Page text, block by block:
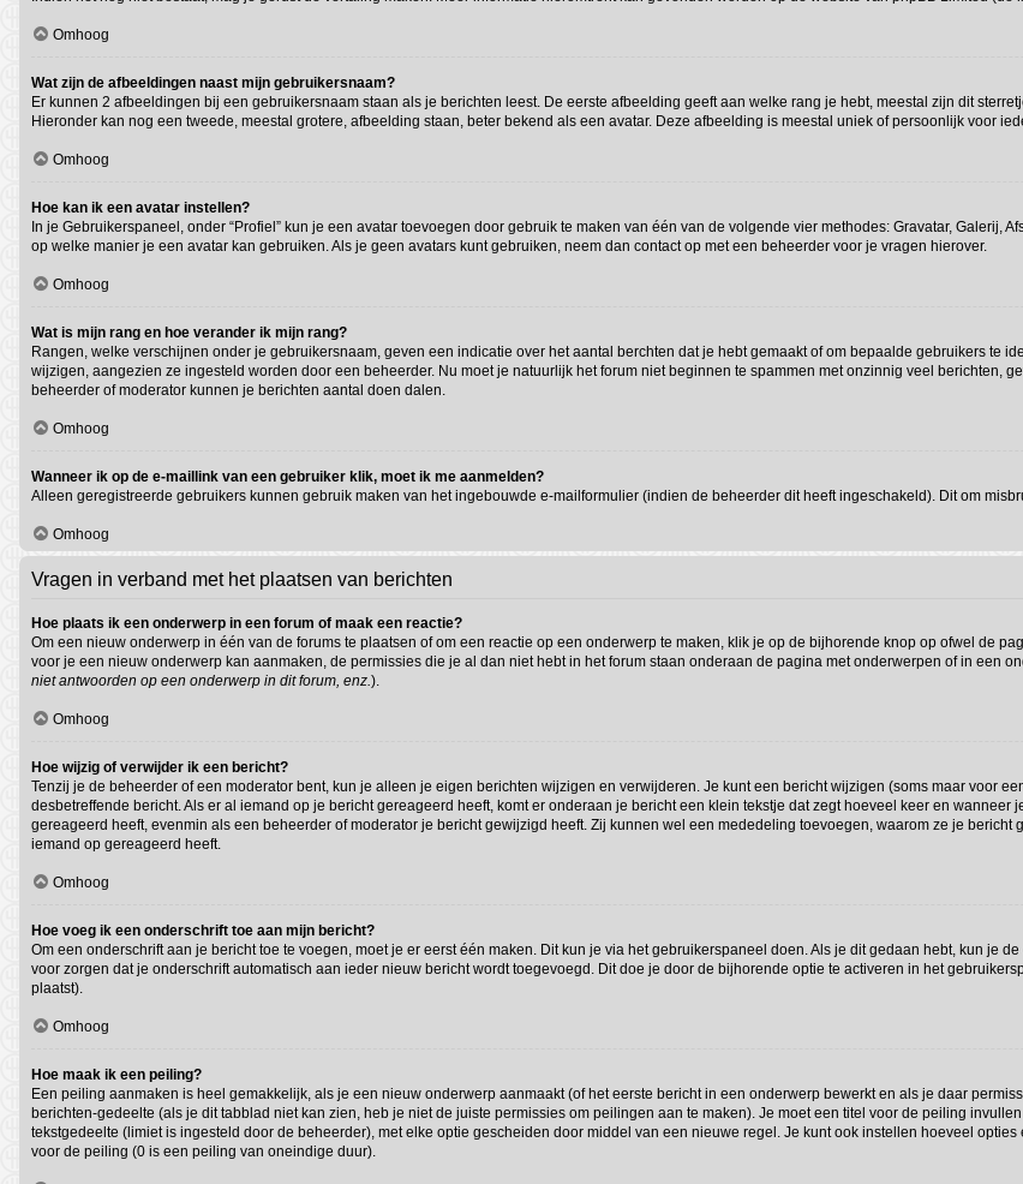
Omhoog
Wat zijn de afbeeldingen naast mijn gebruikersnaam?
Er kunnen 2 afbeeldingen bij een gebruikersnaam staan als je berichten leest. De eerste afbeelding geeft aan welke rang je hebt, meestal zijn dit
Hieronder kan nog een tweede, meestal grotere, afbeelding staan, beter bekend als een avatar. Deze afbeelding is meestal uniek of persoonlijk voor
Omhoog
Hoe kan ik een avatar instellen?
In je Gebruikerspaneel, onder “Profiel” kun je een avatar toevoegen door gebruik te maken van één van de volgende vier methodes: Gravatar, Galerij,
op welke manier je een avatar kan gebruiken. Als je geen avatars kunt gebruiken, neem dan contact op met een beheerder voor je vragen hierover.
Omhoog
Wat is mijn rang en hoe verander ik mijn rang?
Rangen, welke verschijnen onder je gebruikersnaam, geven een indicatie over het aantal berchten dat je hebt gemaakt of om bepaalde gebruikers te
wijzigen, aangezien ze ingesteld worden door een beheerder. Nu moet je natuurlijk het forum niet beginnen te spammen met onzinnig veel berichten,
beheerder of moderator kunnen je berichten aantal doen dalen.
Omhoog
Wanneer ik op de e-maillink van een gebruiker klik, moet ik me aanmelden?
Alleen geregistreerde gebruikers kunnen gebruik maken van het ingebouwde e-mailformulier (indien de beheerder dit heeft ingeschakeld). Dit om
Omhoog
Vragen in verband met het plaatsen van berichten
Hoe plaats ik een onderwerp in een forum of maak een reactie?
Om een nieuw onderwerp in één van de forums te plaatsen of om een reactie op een onderwerp te maken, klik je op de bijhorende knop op ofwel de
voor je een nieuw onderwerp kan aanmaken, de permissies die je al dan niet hebt in het forum staan onderaan de pagina met onderwerpen of in een
niet antwoorden op een onderwerp in dit forum, enz.).
Omhoog
Hoe wijzig of verwijder ik een bericht?
Tenzij je de beheerder of een moderator bent, kun je alleen je eigen berichten wijzigen en verwijderen. Je kunt een bericht wijzigen (soms maar voor
desbetreffende bericht. Als er al iemand op je bericht gereageerd heeft, komt er onderaan je bericht een klein tekstje dat zegt hoeveel keer en
gereageerd heeft, evenmin als een beheerder of moderator je bericht gewijzigd heeft. Zij kunnen wel een mededeling toevoegen, waarom ze je
iemand op gereageerd heeft.
Omhoog
Hoe voeg ik een onderschrift toe aan mijn bericht?
Om een onderschrift aan je bericht toe te voegen, moet je er eerst één maken. Dit kun je via het gebruikerspaneel doen. Als je dit gedaan hebt, kun je de
voor zorgen dat je onderschrift automatisch aan ieder nieuw bericht wordt toegevoegd. Dit doe je door de bijhorende optie te activeren in het
plaatst).
Omhoog
Hoe maak ik een peiling?
Een peiling aanmaken is heel gemakkelijk, als je een nieuw onderwerp aanmaakt (of het eerste bericht in een onderwerp bewerkt en als je daar
berichten-gedeelte (als je dit tabblad niet kan zien, heb je niet de juiste permissies om peilingen aan te maken). Je moet een titel voor de peiling
tekstgedeelte (limiet is ingesteld door de beheerder), met elke optie gescheiden door middel van een nieuwe regel. Je kunt ook instellen hoeveel
voor de peiling (0 is een peiling van oneindige duur).